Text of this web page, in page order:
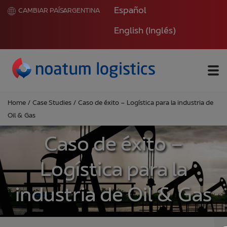
CAMBIAR PAÍS:ARGENTINA
Español
English (Inglés)
Home / Case Studies / Caso de éxito – Logística para la industria de
Oil & Gas
Caso de éxito –
Logística para la
industria de Oil & Gas